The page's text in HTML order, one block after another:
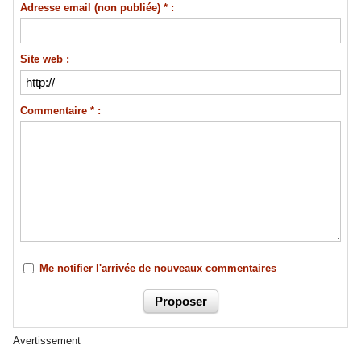
Adresse email (non publiée) * :
Site web :
Commentaire * :
Me notifier l'arrivée de nouveaux commentaires
Avertissement